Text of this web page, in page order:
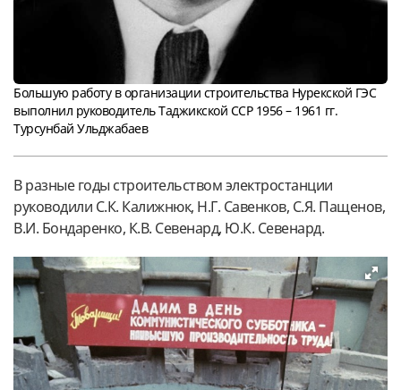
Большую работу в организации строительства Нурекской ГЭС
выполнил руководитель Таджикской ССР 1956 – 1961 гг.
Турсунбай Ульджабаев
В разные годы строительством электростанции
руководили С.К. Калижнюк, Н.Г. Савенков, С.Я. Пащенов,
В.И. Бондаренко, К.В. Севенард, Ю.К. Севенард.